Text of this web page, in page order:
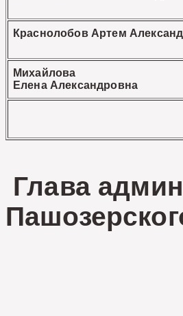
Краснолобов Артем
Михайлова
Елена Александровна
Глава
В.В.